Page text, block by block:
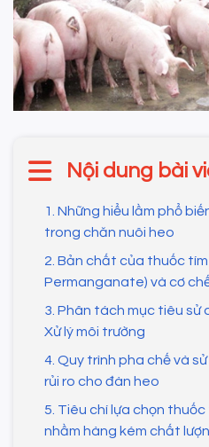
Nội dung bài
1. Những hiểu lầm phổ
trong chăn nuôi heo
2. Bản chất của thuốc
Permanganate) và cơ
3. Phân tách mục tiêu sử
Xử lý môi trường
4. Quy trình pha chế và
rủi ro cho đàn heo
5. Tiêu chí lựa chọn
nhầm hàng kém chất